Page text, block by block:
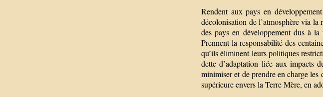
Rendent aux pays en
décolonisation de l’atmosphère via la
des pays en développement dus à
Prennent la responsabilité des
qu’ils éliminent leurs politiques
dette d’adaptation liée aux impacts
minimiser et de prendre en charge les
supérieure envers la Terre Mère, en